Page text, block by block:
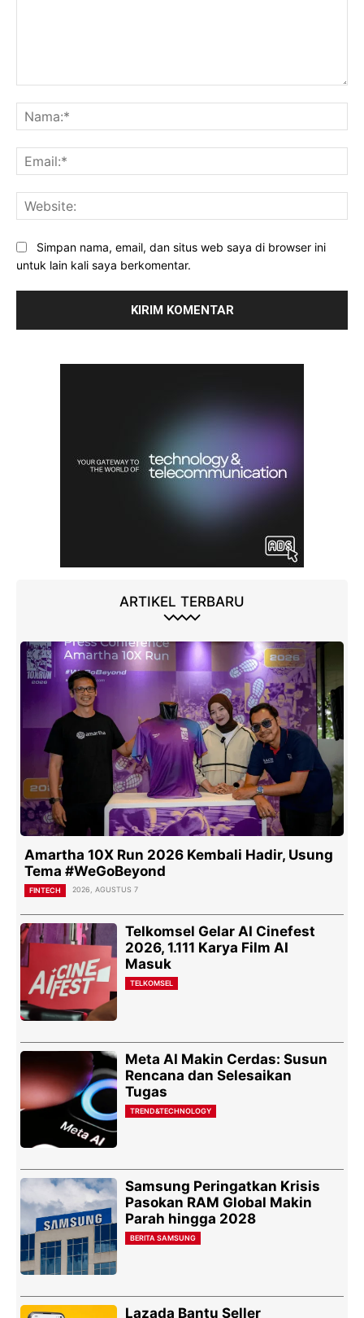
Simpan nama, email, dan situs web saya di browser ini
untuk lain kali saya berkomentar.
ARTIKEL TERBARU
Amartha 10X Run 2026 Kembali Hadir, Usung
Tema #WeGoBeyond
FINTECH 2026, AGUSTUS 7
Telkomsel Gelar AI Cinefest
2026, 1.111 Karya Film AI
Masuk
TELKOMSEL
Meta AI Makin Cerdas: Susun
Rencana dan Selesaikan
Tugas
TREND&TECHNOLOGY
Samsung Peringatkan Krisis
Pasokan RAM Global Makin
Parah hingga 2028
BERITA SAMSUNG
Lazada Bantu Seller